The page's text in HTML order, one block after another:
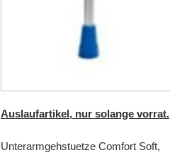
Auslaufartikel, nur solange vorrat.
Unterarmgehstuetze Comfort Soft,